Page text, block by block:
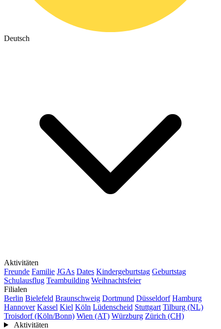
Deutsch
Aktivitäten
Freunde Familie JGAs Dates Kindergeburtstag Geburtstag
Schulausflug Teambuilding Weihnachtsfeier
Filialen
Berlin Bielefeld Braunschweig Dortmund Düsseldorf Hamburg
Hannover Kassel Kiel Köln Lüdenscheid Stuttgart Tilburg (NL)
Troisdorf (Köln/Bonn) Wien (AT) Würzburg Zürich (CH)
Aktivitäten